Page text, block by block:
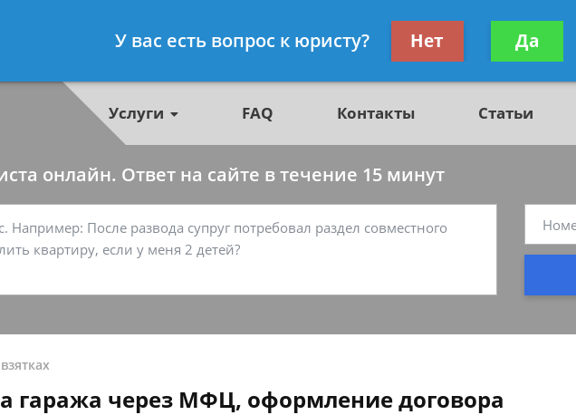
- Специалист по недвижимости, юрист
Получите консультацию
бесплатно
Услуги FAQ Контакты Статьи
онлайн. Ответ на сайте в течение 15 минут
гаража через МФЦ, оформление договора
У вас есть вопрос к юристу? Нет Да